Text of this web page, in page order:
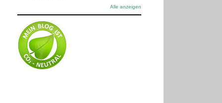
Alle anzeigen